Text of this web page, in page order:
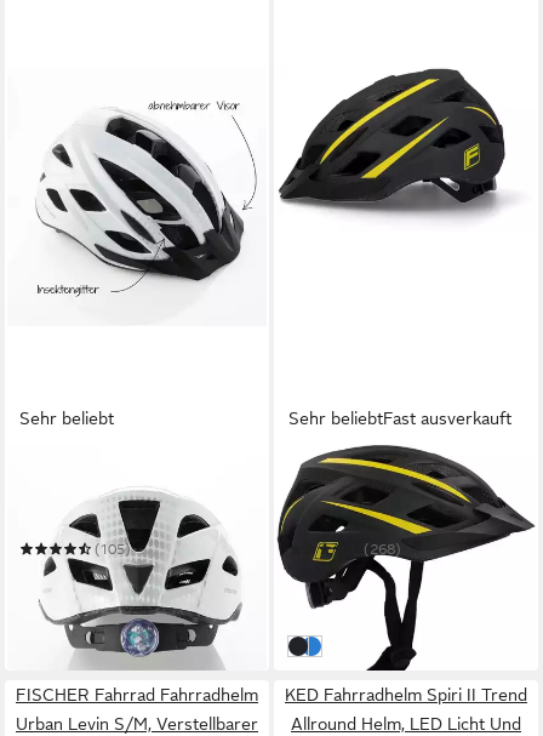
Sehr beliebt
Fahrradhelm Urban Lano
(105)
ab 25,99 € UVP39,99 €
-35%
in 1-2 Werktagen bei dir
Sehr beliebtFast ausverkauft
FISCHER FAHRRAD
Fahrradhelm Urban Montis
S/M
(268)
ab 25,49 € UVP 39,99 €
-36%
in 1-2 Werktagen bei dir
schwarz
blau
FISCHER Fahrrad Fahrradhelm
Urban Levin S/M, Verstellbarer
KED Fahrradhelm Spiri II Trend
Allround Helm, LED Licht Und